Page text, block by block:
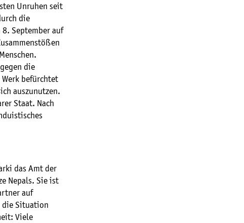
Unruhen seit
die
September auf
die
befürchtet
auszunutzen.
Staat. Nach
das Amt der
Nepals. Sie ist
auf
die Situation
Viele